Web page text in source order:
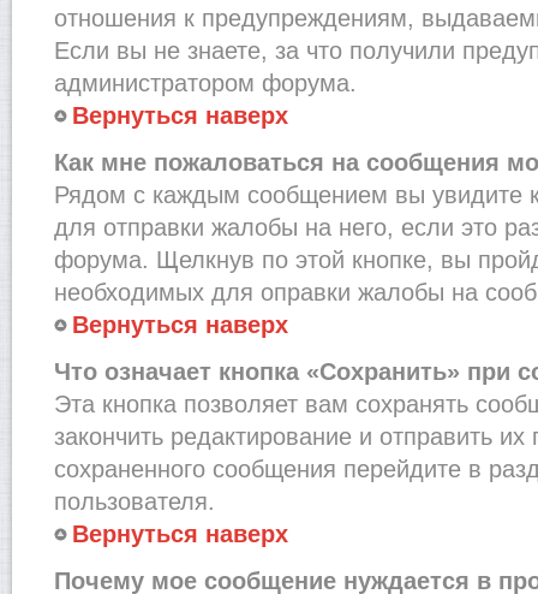
отношения к предупреждениям,
Если вы не знаете, за что получили
администратором форума.
Вернуться наверх
Как мне пожаловаться на сообщения
Рядом с каждым сообщением вы увидите
для отправки жалобы на него, если это
форума. Щелкнув по этой кнопке, вы
необходимых для оправки жалобы на
Вернуться наверх
Что означает кнопка «Сохранить» при
Эта кнопка позволяет вам сохранять
закончить редактирование и отправить их
сохраненного сообщения перейдите в
пользователя.
Вернуться наверх
Почему мое сообщение нуждается в